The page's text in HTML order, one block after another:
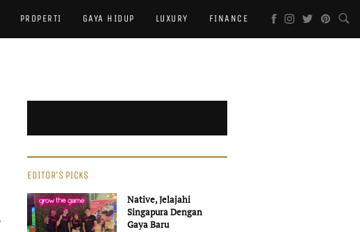
PROPERTI GAYA HIDUP LUXURY FINANCE
EDITOR'S PICKS
Native, Jelajahi
Singapura Dengan
Gaya Baru